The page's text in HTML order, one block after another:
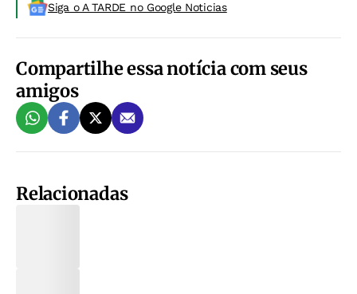
Siga o A TARDE no Google Noticias
Compartilhe essa notícia com seus
amigos
Relacionadas